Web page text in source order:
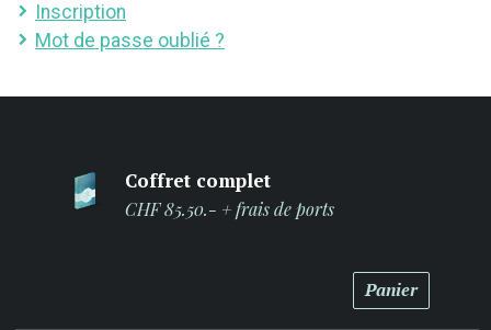
Inscription
Mot de passe oublié ?
Coffret complet
CHF 85.50.- + frais de ports
Panier